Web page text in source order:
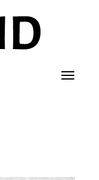
Toggle